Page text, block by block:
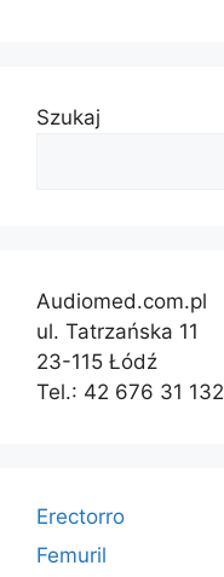
Szukaj
Audiomed.com.pl
ul. Tatrzańska 11
23-115 Łódź
Tel.: 42 676 31 132
Erectorro
Femuril